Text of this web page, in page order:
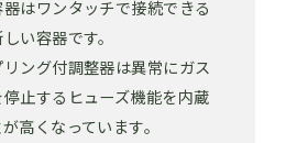
はワンタッチで接続できる
い容器です。
ング付調整器は異常にガス
止するヒューズ機能を内蔵
高くなっています。